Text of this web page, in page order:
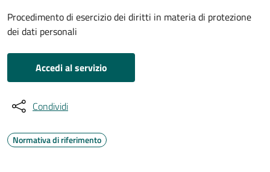
Procedimento di esercizio dei diritti in materia di protezione
dei dati personali
Accedi al servizio
Condividi
Normativa di riferimento